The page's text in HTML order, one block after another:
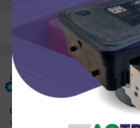
PREC Pagina
12 Aprile 2012
buongiorno ragazzi, in officina
vasca lavapezzi, voi cosa usate?